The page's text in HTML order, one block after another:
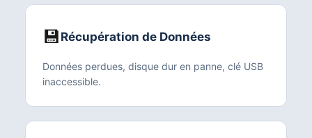
💾 Récupération de Données
Données perdues, disque dur en panne, clé USB
inaccessible.